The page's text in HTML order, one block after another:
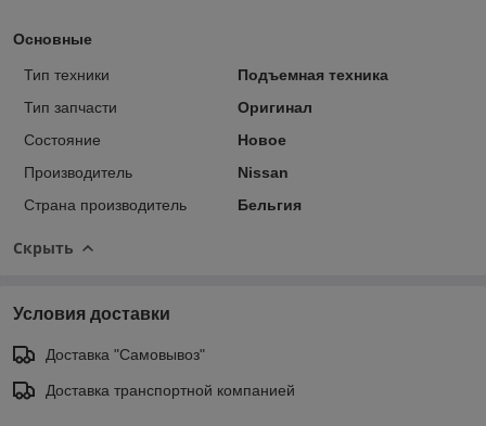
Основные
Тип техники
Подъемная техника
Тип запчасти
Оригинал
Состояние
Новое
Производитель
Nissan
Страна производитель
Бельгия
Скрыть
Условия доставки
Доставка "Самовывоз"
Доставка транспортной компанией